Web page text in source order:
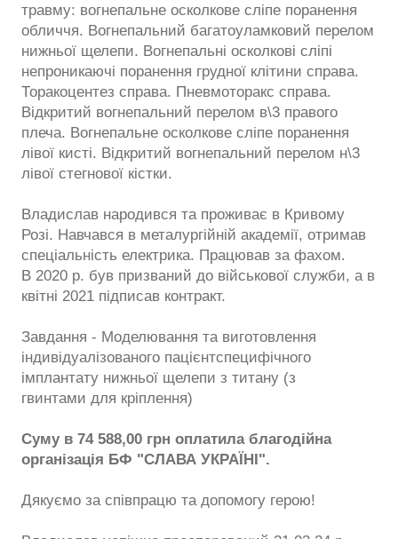
травму: вогнепальне осколкове сліпе поранення
обличчя. Вогнепальний багатоуламковий перелом
нижньої щелепи. Вогнепальні осколкові сліпі
непроникаючі поранення грудної клітини справа.
Торакоцентез справа. Пневмоторакс справа.
Відкритий вогнепальний перелом в\3 правого
плеча. Вогнепальне осколкове сліпе поранення
лівої кисті. Відкритий вогнепальний перелом н\3
лівої стегнової кістки.
Владислав народився та проживає в Кривому
Розі. Навчався в металургійній академії, отримав
спеціальність електрика. Працював за фахом.
В 2020 р. був призваний до військової служби, а в
квітні 2021 підписав контракт.
Завдання - Моделювання та виготовлення
індивідуалізованого пацієнтспецифічного
імплантату нижньої щелепи з титану (з
гвинтами для кріплення)
Суму в 74 588,00 грн оплатила благодійна
організація БФ "СЛАВА УКРАЇНІ".
Дякуємо за співпрацю та допомогу герою!